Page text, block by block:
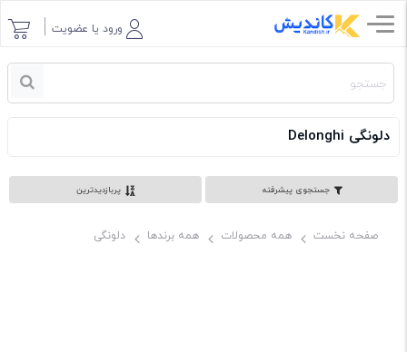
ورود یا عضویت
دلونگی Delonghi
جستجوی پیشرفته پربازدیدترین
صفحه نخست همه محصولات همه برندها دلونگی